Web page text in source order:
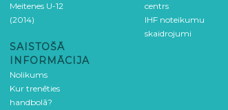
Meitenes U-12
(2014)
SAISTOŠĀ
INFORMĀCIJA
Nolikums
Kur trenēties
handbolā?
centrs
IHF noteikumu
skaidrojumi